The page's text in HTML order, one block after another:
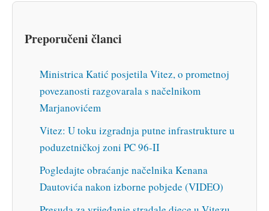
Preporučeni članci
Ministrica Katić posjetila Vitez, o prometnoj
povezanosti razgovarala s načelnikom
Marjanovićem
Vitez: U toku izgradnja putne infrastrukture u
poduzetničkoj zoni PC 96-II
Pogledajte obraćanje načelnika Kenana
Dautovića nakon izborne pobjede (VIDEO)